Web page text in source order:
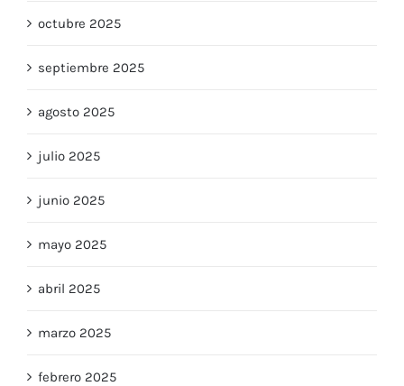
octubre 2025
septiembre 2025
agosto 2025
julio 2025
junio 2025
mayo 2025
abril 2025
marzo 2025